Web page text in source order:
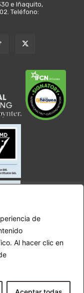
de
Al hacer clic en
e Iñaquito,
Teléfono: